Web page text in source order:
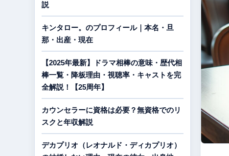
説
キンタロー。のプロフィール｜本名・旦
那・出産・現在
【2025年最新】ドラマ相棒の意味・歴代相
棒一覧・降板理由・視聴率・キャストを完
全解説！【25周年】
カウンセラーに資格は必要？無資格でのリ
スクと年収解説
デカプリオ（レオナルド・ディカプリオ）